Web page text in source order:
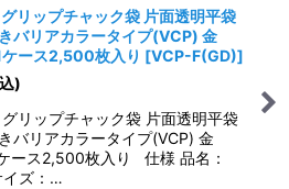
リップチャック袋 片面透明平袋
バリアカラータイプ(VCP) 金
ース2,500枚入り [VCP-F(GD)]
)
リップチャック袋 片面透明平袋
バリアカラータイプ(VCP) 金
ース2,500枚入り 仕様 品名：
イズ：…